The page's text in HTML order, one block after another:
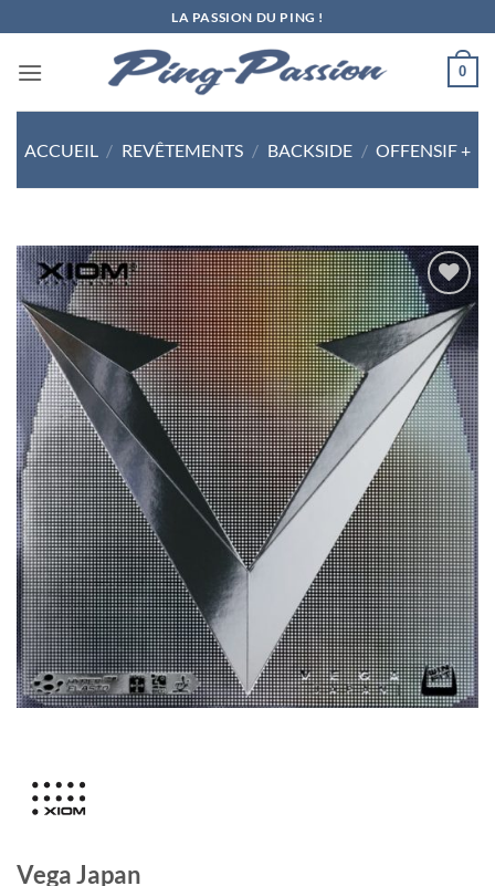
au
contenu
LA PASSION DU PING !
0
ACCUEIL / REVÊTEMENTS / BACKSIDE / OFFENSIF +
Ajouter
aux
souhaits
Vega Japan